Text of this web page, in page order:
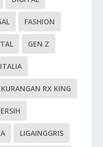
FASHION
GEN Z
ITALIA
RX KING
LIGAINGGRIS